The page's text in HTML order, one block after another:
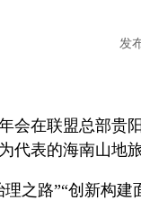
发
会在联盟总部
代表的海南山地旅
之路”“创新构